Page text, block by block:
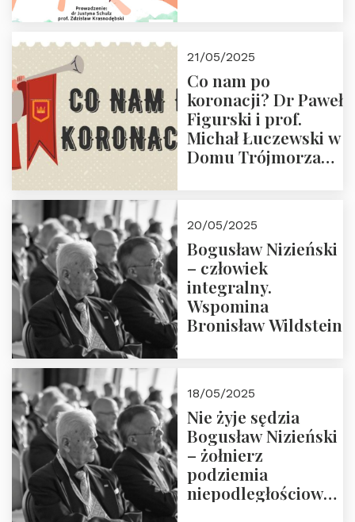
Zapraszamy do
zapisów.
21/05/2025
Co nam po
koronacji? Dr Paweł
Figurski i prof.
Michał Łuczewski w
Domu Trójmorza
20/05/2025
Bogusław Nizieński
– człowiek
integralny.
Wspomina
Bronisław Wildstein
18/05/2025
Nie żyje sędzia
Bogusław Nizieński
– żołnierz
podziemia
niepodległościowego